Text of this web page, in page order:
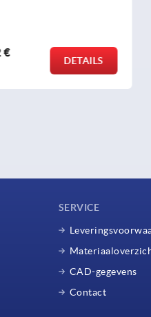
DETAILS
SERVICE
CAD-gegevens
Contact